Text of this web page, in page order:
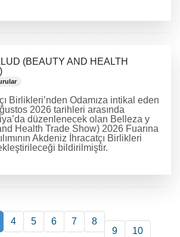
(BEAUTY AND HEALTH
Birlikleri’nden Odamıza intikal eden
2026 tarihleri arasında
düzenlenecek olan Belleza y
Health Trade Show) 2026 Fuarına
Akdeniz İhracatçı Birlikleri
bildirilmiştir.
4 5 6 7
8
9
10